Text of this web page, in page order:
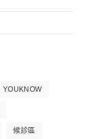
YOUKNOW
候診區